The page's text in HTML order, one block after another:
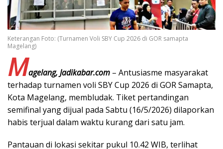
Keterangan Foto: (Turnamen Voli SBY Cup 2026 di GOR samapta
Magelang)
Magelang, Jadikabar.com – Antusiasme masyarakat
terhadap turnamen voli SBY Cup 2026 di GOR Samapta,
Kota Magelang, membludak. Tiket pertandingan
semifinal yang dijual pada Sabtu (16/5/2026) dilaporkan
habis terjual dalam waktu kurang dari satu jam.
Pantauan di lokasi sekitar pukul 10.42 WIB, terlihat